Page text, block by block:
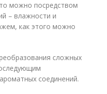
можно посредством
– влажности и
как этого можно
сложных
соединений.